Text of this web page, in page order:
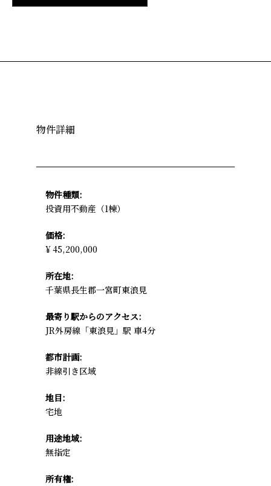
物件詳細
物件種類:
投資用不動産（1棟）
価格:
¥ 45,200,000
所在地:
千葉県長生郡一宮町東浪見
最寄り駅からのアクセス:
JR外房線「東浪見」駅 車4分
都市計画:
非線引き区域
地目:
宅地
用途地域:
無指定
所有権: